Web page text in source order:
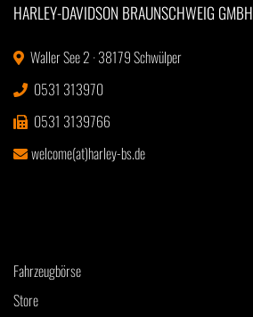
HARLEY-DAVIDSON BRAUNSCHWEIG GMBH
Waller See 2 · 38179 Schwülper
0531 313970
0531 3139766
welcome(at)harley-bs.de
Fahrzeugbörse
Store